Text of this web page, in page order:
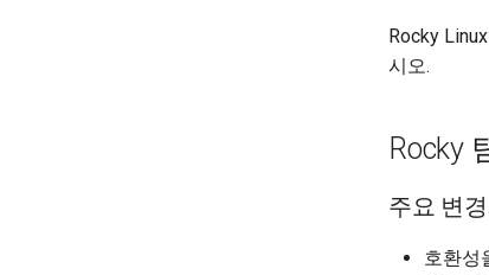
Rocky
시오.
Rocky
주요 변
호환성